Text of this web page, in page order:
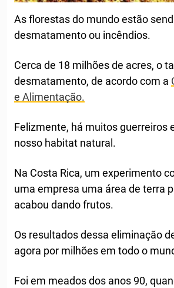
As florestas do mundo estão
desmatamento ou incêndios.
Cerca de 18 milhões de acres, o
desmatamento, de acordo com a
e Alimentação.
Felizmente, há muitos guerreiros
nosso habitat natural.
Na Costa Rica, um experimento
uma empresa uma área de terra
acabou dando frutos.
Os resultados dessa eliminação
agora por milhões em todo o
Foi em meados dos anos 90,